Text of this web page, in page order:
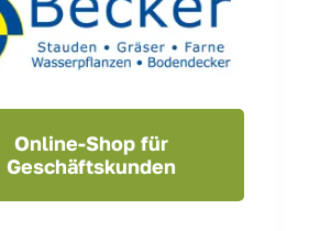
Online-Shop für
Geschäftskunden